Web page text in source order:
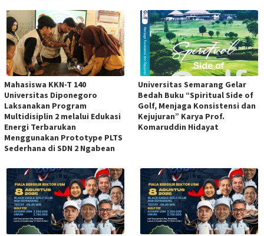
Mahasiswa KKN-T 140
Universitas Diponegoro
Laksanakan Program
Multidisiplin 2 melalui Edukasi
Energi Terbarukan
Menggunakan Prototype PLTS
Sederhana di SDN 2 Ngabean
Universitas Semarang Gelar
Bedah Buku “Spiritual Side of
Golf, Menjaga Konsistensi dan
Kejujuran” Karya Prof.
Komaruddin Hidayat